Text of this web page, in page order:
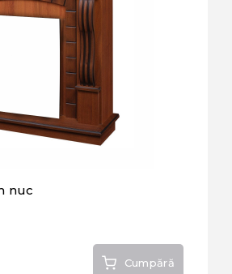
nuc
Cumpără